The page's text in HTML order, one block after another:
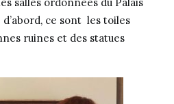
ce sont les toiles
ruines et des statues